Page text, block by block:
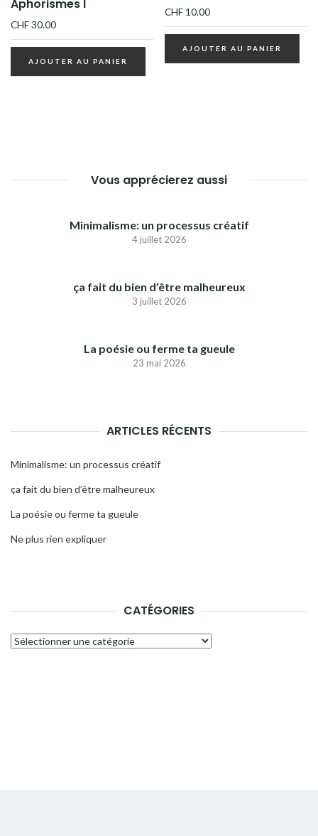
Aphorismes I
CHF30.00
AJOUTER AU PANIER
CHF 10.00
AJOUTER AU PANIER
Vous apprécierez aussi
Minimalisme: un processus créatif
4 juillet 2026
ça fait du bien d’être malheureux
3 juillet 2026
La poésie ou ferme ta gueule
23 mai 2026
ARTICLES RÉCENTS
Minimalisme: un processus créatif
ça fait du bien d’être malheureux
La poésie ou ferme ta gueule
Ne plus rien expliquer
CATÉGORIES
Catégories